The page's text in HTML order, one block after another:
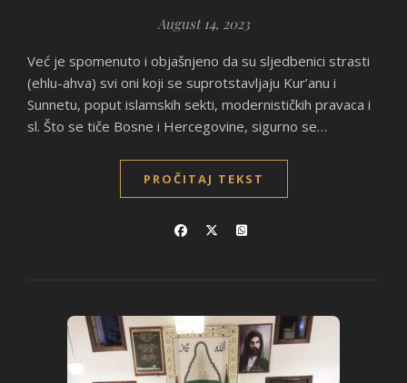
August 14, 2023
Već je spomenuto i objašnjeno da su sljedbenici strasti
(ehlu-ahva) svi oni koji se suprotstavljaju Kur’anu i
Sunnetu, poput islamskih sekti, modernističkih pravaca i
sl. Što se tiče Bosne i Hercegovine, sigurno se…
PROČITAJ TEKST